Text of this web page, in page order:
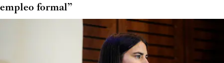
empleo formal”